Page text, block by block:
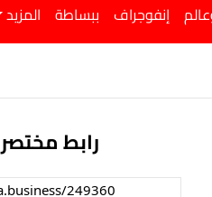
إنفوجراف ببساطة المزيد
رابط مختصر